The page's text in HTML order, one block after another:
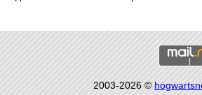
2003-2026 ©